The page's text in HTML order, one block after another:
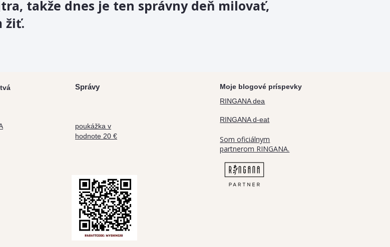
takže dnes je ten správny deň milovať,
žiť.
Správy
poukážka v
hodnote 20 €
Moje blogové príspevky
RINGANA dea
RINGANA d-eat
Som oficiálnym
partnerom RINGANA.